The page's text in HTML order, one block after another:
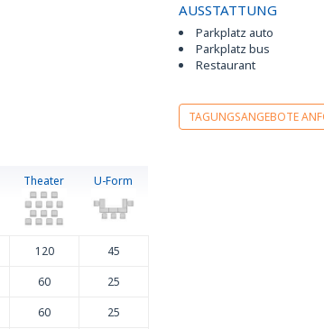
AUSSTATTUNG
Parkplatz auto
Parkplatz bus
Restaurant
TAGUNGSANGEBOTE
Theater U-Form
120
45
60
25
60
25